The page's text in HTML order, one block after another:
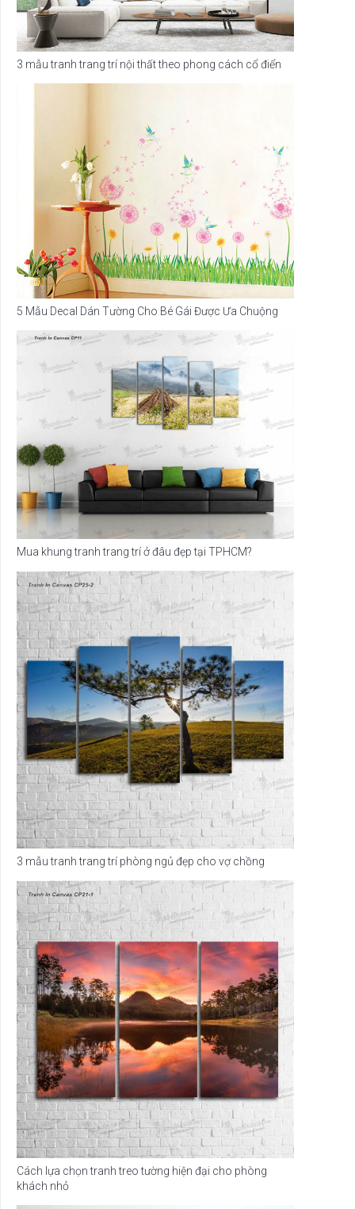
3 mẫu tranh trang trí nội thất theo phong cách cổ điển
5 Mẫu Decal Dán Tường Cho Bé Gái Được Ưa Chuộng
Mua khung tranh trang trí ở đâu đẹp tại TPHCM?
3 mẫu tranh trang trí phòng ngủ đẹp cho vợ chồng
Cách lựa chọn tranh treo tường hiện đại cho phòng
khách nhỏ